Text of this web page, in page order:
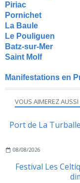
VOUS AIMEREZ AUSSI
Port de La
08/08/2026
Festival Les
Piriac
Pornichet
La Baule
Le Pouliguen
Batz-sur-Mer
Saint Molf
Manifestations en